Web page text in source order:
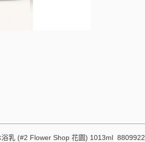
乳 (#2 Flower Shop 花園) 1013ml